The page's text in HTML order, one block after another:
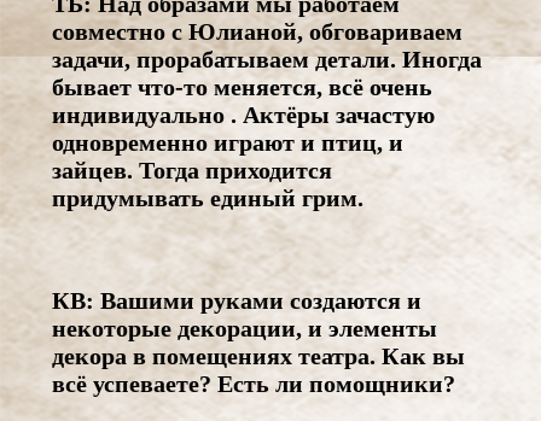
совместно с Юлианой, обговариваем
задачи, прорабатываем детали. Иногда
бывает что-то меняется, всё очень
индивидуально . Актёры зачастую
одновременно играют и птиц, и
зайцев. Тогда приходится
придумывать единый грим.
КВ: Вашими руками создаются и
некоторые декорации, и элементы
декора в помещениях театра. Как вы
всё успеваете? Есть ли помощники?